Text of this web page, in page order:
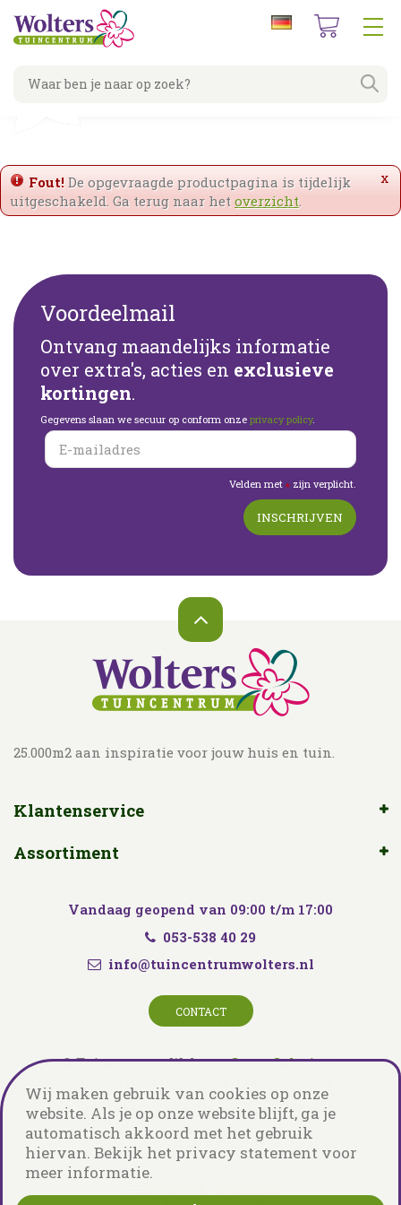
t
n
x
Fout! De opgevraagde productpagina is tijdelijk
uitgeschakeld. Ga terug naar het overzicht.
Voordeelmail
Ontvang maandelijks informatie
over extra's, acties en exclusieve
kortingen.
Gegevens slaan we secuur op conform onze privacy policy.
Velden met * zijn verplicht.
25.000m2 aan inspiratie voor jouw huis en tuin.
Klantenservice
Assortiment
Vandaag geopend van 09:00 t/m 17:00
053-538 40 29
info@tuincentrumwolters.nl
CONTACT
© Tuincentrum Wolters Green Solutions
Wij maken gebruik van cookies op onze
website. Als je op onze website blijft, ga je
automatisch akkoord met het gebruik
hiervan. Bekijk het privacy statement voor
meer informatie.